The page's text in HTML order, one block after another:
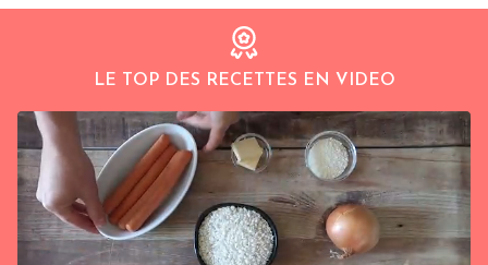
LE TOP DES RECETTES EN VIDEO